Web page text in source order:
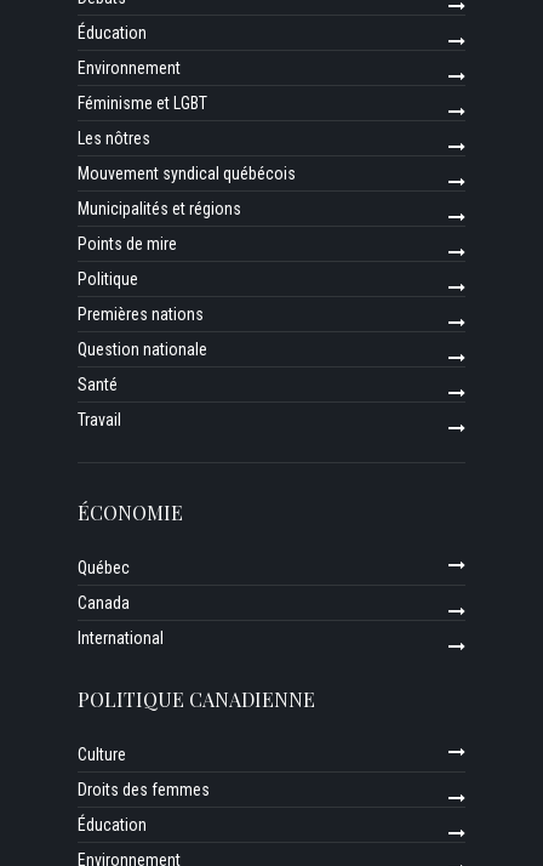
Éducation
Environnement
Féminisme et LGBT
Les nôtres
Mouvement syndical québécois
Municipalités et régions
Points de mire
Politique
Premières nations
Question nationale
Santé
Travail
ÉCONOMIE
Québec
Canada
International
POLITIQUE CANADIENNE
Culture
Droits des femmes
Éducation
Environnement